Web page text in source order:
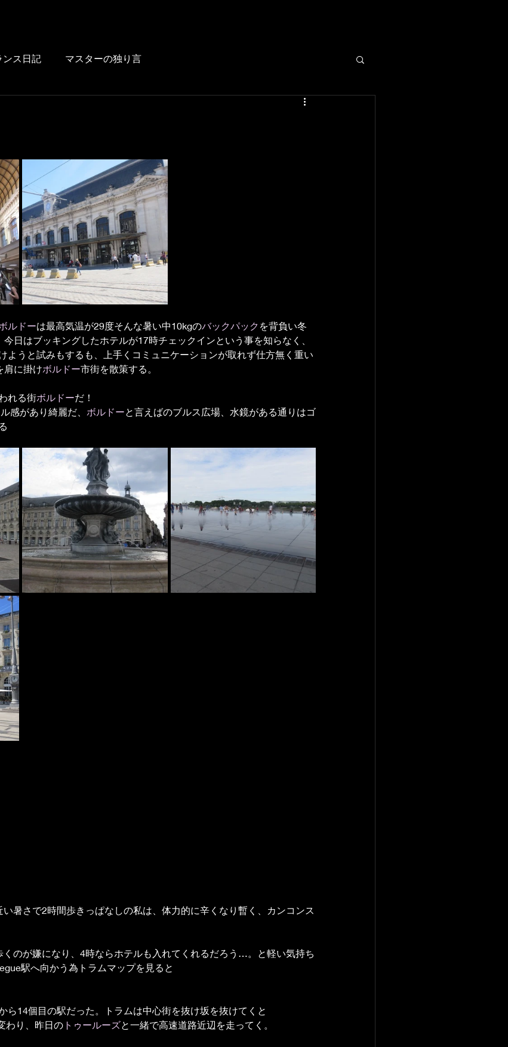
ンス日記 マスターの独り言
ルドーは最高気温が29度そんな暑い中10kgのバックパック を背負い冬
日はブッキングしたホテルが17時チェックインという事を知らなく、
ようと試みもするも、上手くコミュニケーションが取れず仕方無く重い
肩に掛けボルドー市街を散策する。
れる街ボルドーだ！
感があり綺麗だ、 ボルドーと言えばのブルス広場、水鏡がある通りはゴ
暑さで2時間歩きっぱなしの私は、体力的に辛くなり暫く、カンコンス
のが嫌になり、4時ならホテルも入れてくれるだろう…。と軽い気持ち
駅へ向かう為トラムマップを見ると
ら14個目の駅だった。トラムは中心街を抜け坂を抜けてくと
わり、昨日の トゥールーズと一緒で高速道路近辺を走ってく。